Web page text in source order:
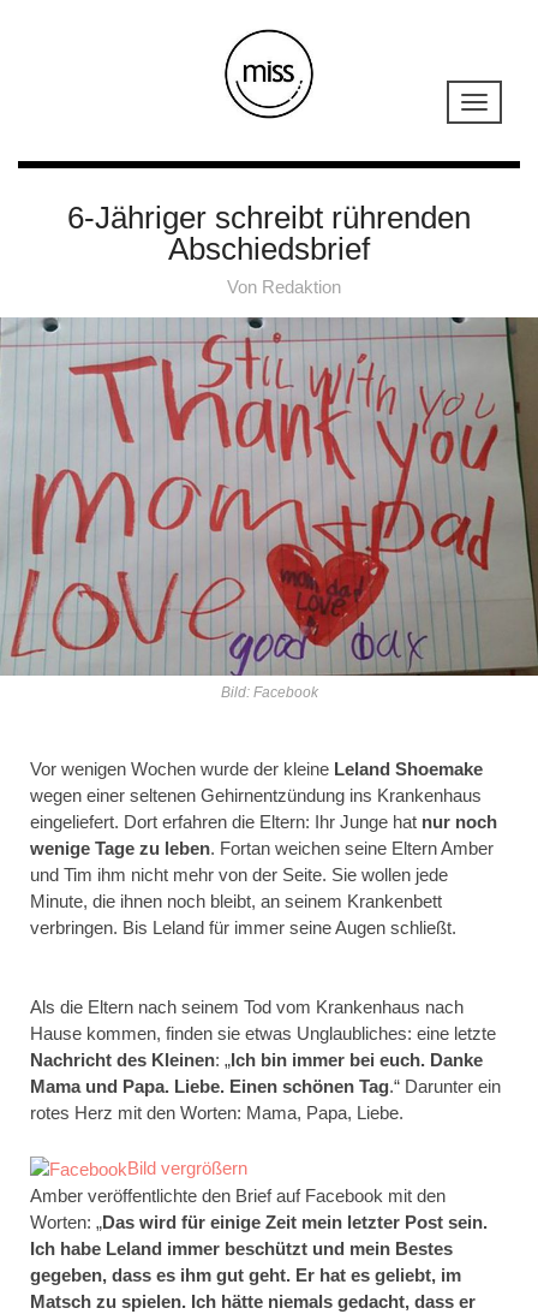
6-Jähriger schreibt rührenden
Abschiedsbrief
Von Redaktion
Bild: Facebook
Vor wenigen Wochen wurde der kleine Leland Shoemake
wegen einer seltenen Gehirnentzündung ins Krankenhaus
eingeliefert. Dort erfahren die Eltern: Ihr Junge hat nur noch
wenige Tage zu leben. Fortan weichen seine Eltern Amber
und Tim ihm nicht mehr von der Seite. Sie wollen jede
Minute, die ihnen noch bleibt, an seinem Krankenbett
verbringen. Bis Leland für immer seine Augen schließt.
Als die Eltern nach seinem Tod vom Krankenhaus nach
Hause kommen, finden sie etwas Unglaubliches: eine letzte
Nachricht des Kleinen: „Ich bin immer bei euch. Danke
Mama und Papa. Liebe. Einen schönen Tag.“ Darunter ein
rotes Herz mit den Worten: Mama, Papa, Liebe.
Bild vergrößern
Amber veröffentlichte den Brief auf Facebook mit den
Worten: „Das wird für einige Zeit mein letzter Post sein.
Ich habe Leland immer beschützt und mein Bestes
gegeben, dass es ihm gut geht. Er hat es geliebt, im
Matsch zu spielen. Ich hätte niemals gedacht, dass er